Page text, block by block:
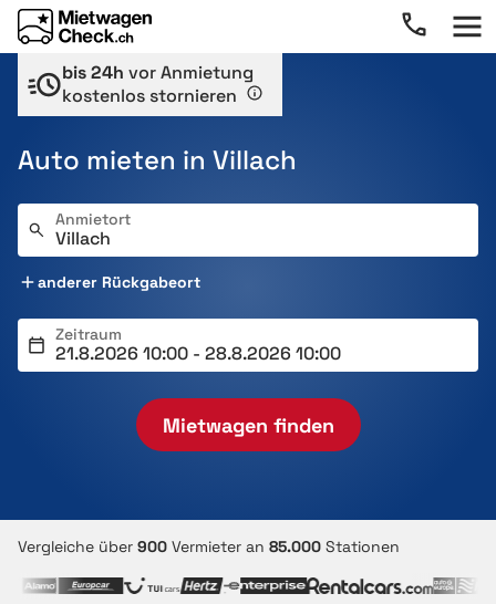
bis 24h vor Anmietung
kostenlos stornieren
Auto mieten in Villach
Anmietort
anderer Rückgabeort
Zeitraum
Mietwagen finden
Vergleiche über 900 Vermieter an 85.000 Stationen